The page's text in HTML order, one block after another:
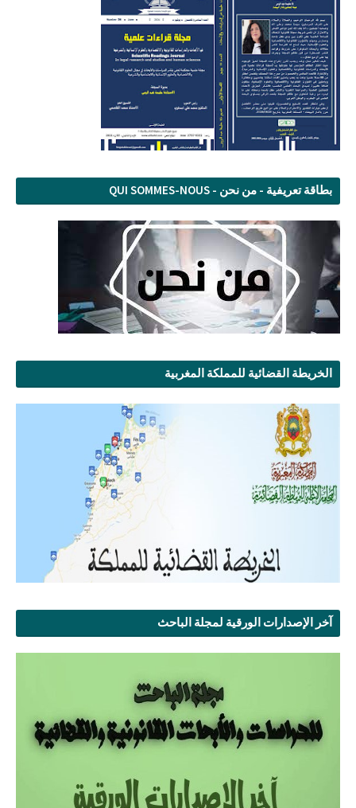
بطاقة تعريفية - من نحن - QUI SOMMES-NOUS
الخريطة القضائية للمملكة المغربية
آخر الإصدارات الورقية لمجلة الباحث